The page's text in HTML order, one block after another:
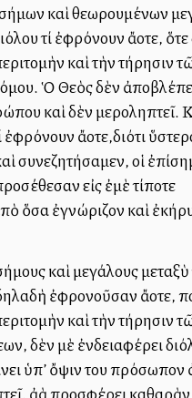
καὶ θεωρουμένων
τί ἐφρόνουν ἄλλοτε,
καὶ τὴν τήρησιν
Ὁ Θεὸς δὲν
καὶ δὲν μεροληπτεῖ.
ἄλλοτε,διότι
συνεζητήσαμεν, οἱ
εἰς ἐμὲ τίποτε
ὅσα ἐγνώριζον καὶ
καὶ μεγάλους
ἐφρονοῦσαν ἄλλοτε,
καὶ τὴν τήρησιν
δὲν μὲ ἐνδειαφέρει
ὑπ’ ὄψιν του